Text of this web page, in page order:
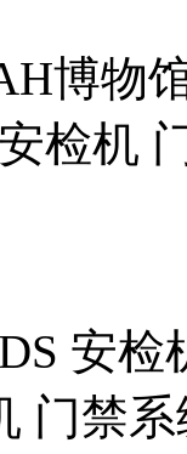
博物
检机
安
门禁系